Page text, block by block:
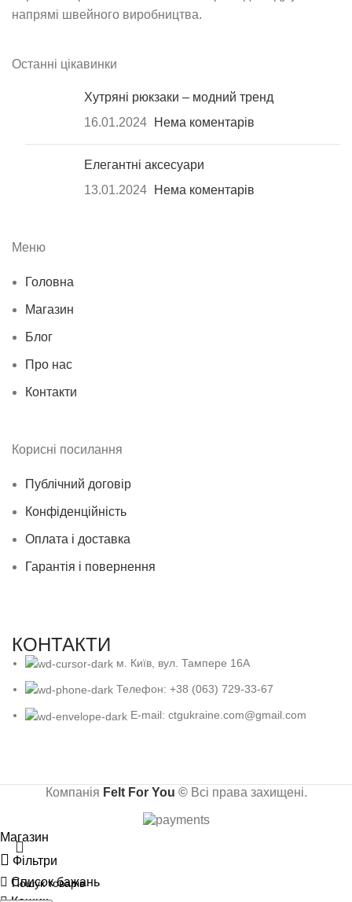
напрямі швейного виробництва.
Останні цікавинки
Хутряні рюкзаки – модний тренд
16.01.2024
Нема коментарів
Елегантні аксесуари
13.01.2024
Нема коментарів
Меню
Головна
Магазин
Блог
Про нас
Контакти
Корисні посилання
Публічний договір
Конфіденційність
Оплата і доставка
Гарантія і повернення
КОНТАКТИ
м. Київ, вул. Тампере 16А
Телефон: +38 (063) 729-33-67
E-mail: ctgukraine.com@gmail.com
Компанія Felt For You ©Всі права захищені.
Магазин
Фільтри
Список бажань